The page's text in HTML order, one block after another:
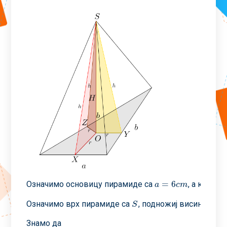
Означимо основицу пирамиде саa = 6cm
a=6cm , а крак са
Означимо врх пирамиде са S
S, подножиj висине
Знамо да